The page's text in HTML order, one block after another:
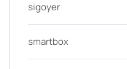
sigoyer
smartbox